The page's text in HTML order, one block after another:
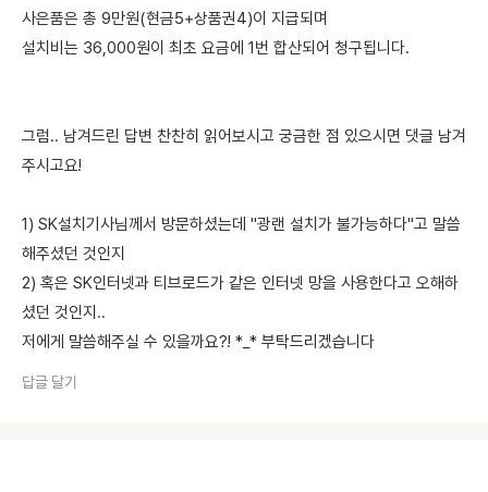
사은품은 총 9만원(현금5+상품권4)이 지급되며
설치비는 36,000원이 최초 요금에 1번 합산되어 청구됩니다.
그럼.. 남겨드린 답변 찬찬히 읽어보시고 궁금한 점 있으시면 댓글 남겨
주시고요!
1) SK설치기사님께서 방문하셨는데 "광랜 설치가 불가능하다"고 말씀
해주셨던 것인지
2) 혹은 SK인터넷과 티브로드가 같은 인터넷 망을 사용한다고 오해하
셨던 것인지..
저에게 말씀해주실 수 있을까요?! *_* 부탁드리겠습니다
답글 달기